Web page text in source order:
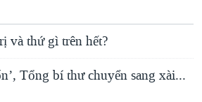
và thứ gì trên hết?
Tổng bí thư chuyển sang xài...